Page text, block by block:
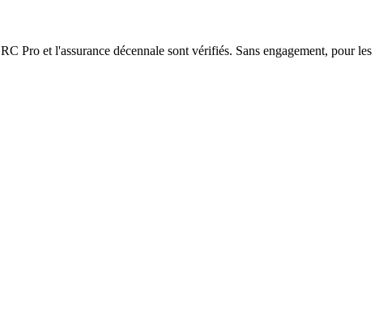
Pro et l'assurance décennale sont vérifiés. Sans engagement, pour les